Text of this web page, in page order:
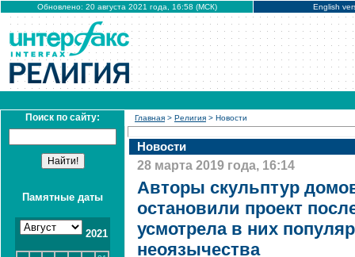
Обновлено: 20 августа 2021 года, 16:58 (МСК) English
Поиск по сайту:
Памятные даты
2021
Главная > Религия > Новости
Новости
28 марта 2019 года, 16:14
Авторы скульптур
остановили проект
усмотрела в них
неоязычества